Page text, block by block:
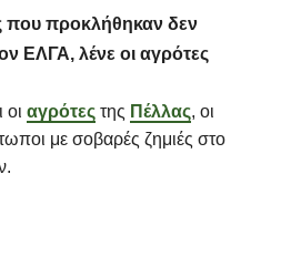
που προκλήθηκαν δεν
ΕΛΓΑ, λένε οι αγρότες
αγρότες της Πέλλας, οι
με σοβαρές ζημιές στο